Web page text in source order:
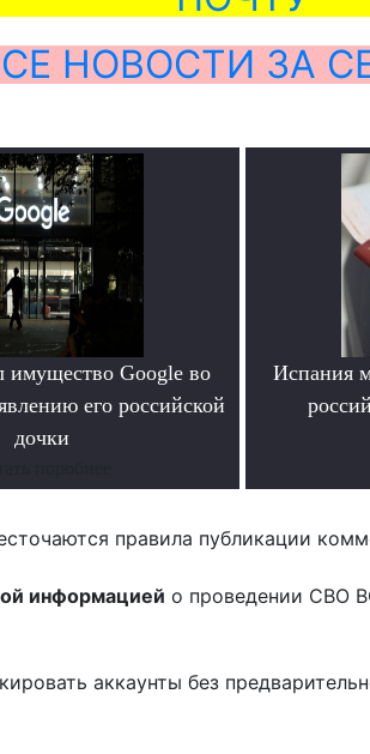
НОВОСТИ ЗА
имущество Google во
его российской
дочки
Испания
правила публикации
информацией о проведении СВО
аккаунты без